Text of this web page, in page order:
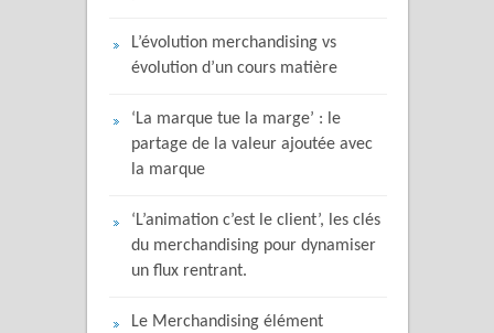
L’évolution merchandising vs
évolution d’un cours matière
‘La marque tue la marge’ : le
partage de la valeur ajoutée avec
la marque
‘L’animation c’est le client’, les clés
du merchandising pour dynamiser
un flux rentrant.
Le Merchandising élément